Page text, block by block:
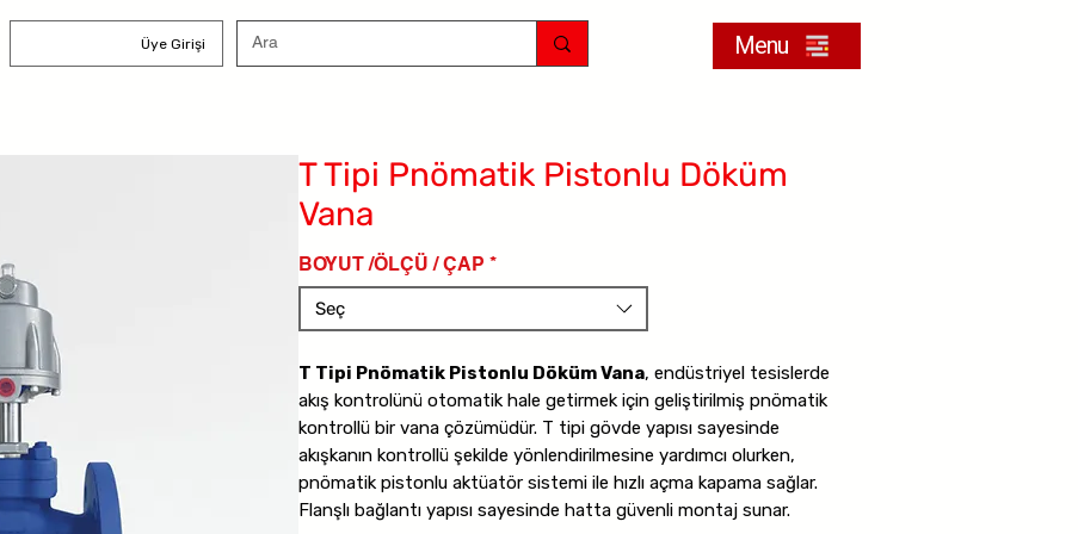
Üye Girişi Menu
T Tipi Pnömatik Pistonlu Döküm
Vana
BOYUT /ÖLÇÜ / ÇAP *
Seç
T Tipi Pnömatik Pistonlu Döküm Vana, endüstriyel tesislerde
akış kontrolünü otomatik hale getirmek için geliştirilmiş pnömatik
kontrollü bir vana çözümüdür. T tipi gövde yapısı sayesinde
akışkanın kontrollü şekilde yönlendirilmesine yardımcı olurken,
pnömatik pistonlu aktüatör sistemi ile hızlı açma kapama sağlar.
Flanşlı bağlantı yapısı sayesinde hatta güvenli montaj sunar.